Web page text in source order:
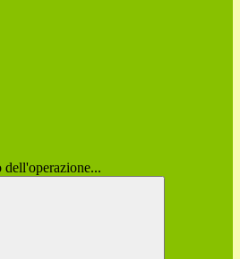
dell'operazione...